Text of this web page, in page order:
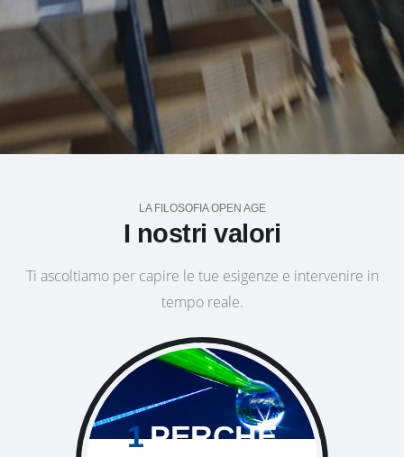
LA FILOSOFIA OPEN AGE
I nostri valori
Ti ascoltiamo per capire le tue esigenze e intervenire in
tempo reale.
1PERCHÉ